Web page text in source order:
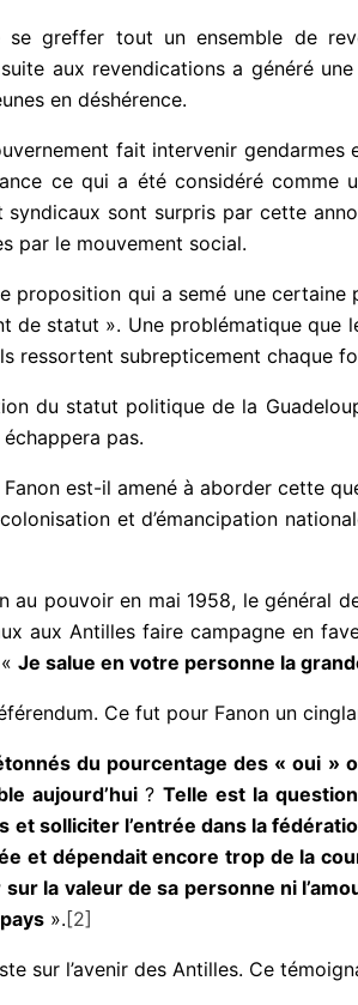
greffer tout un ensemble de
aux revendications a généré
en déshérence.
fait intervenir
ce qui a été considéré comme
syndicaux sont surpris par cette
par le mouvement social.
proposition qui a semé une
de statut ». Une problématique
ressortent subrepticement chaque
du statut politique de la
échappera pas.
est-il amené à aborder cette
et d’émancipation
pouvoir en mai 1958, le général
aux Antilles faire campagne en
Je salue en votre personne la
Ce fut pour Fanon un
du pourcentage des « oui »
aujourd’hui?Telle est la
et solliciter l’entrée dans la
et dépendait encore trop de la
la valeur de sa personne ni
».[2]
sur l’avenir des Antilles. Ce